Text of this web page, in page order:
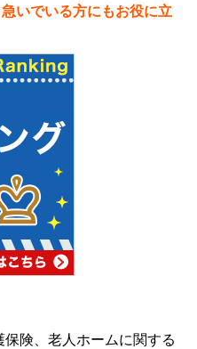
いでいる方にもお役に立
険、老人ホームに関する